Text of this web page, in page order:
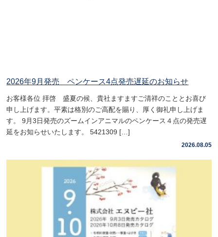
2026年9月発売 ペンケース4点発売遅延のお知らせ
お客様各位 拝啓 盛夏の候、貴社ますますご清祥のこととお喜び
申し上げます。平素は格別のご高配を賜り、厚く御礼申し上げま
す。 9月3日発売のズームインアニマルのペンケース４点の発売遅
延をお知らせいたします。 5421309 […]
2026.08.05